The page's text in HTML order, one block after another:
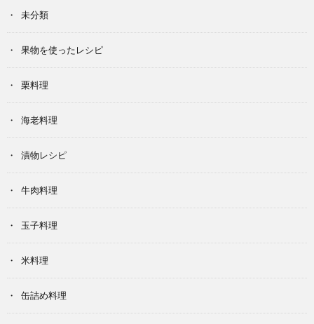
未分類
果物を使ったレシピ
栗料理
海老料理
漬物レシピ
牛肉料理
玉子料理
米料理
缶詰め料理